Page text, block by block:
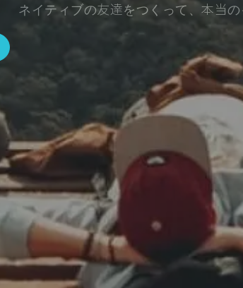
ネイティブの友達をつくって、本当